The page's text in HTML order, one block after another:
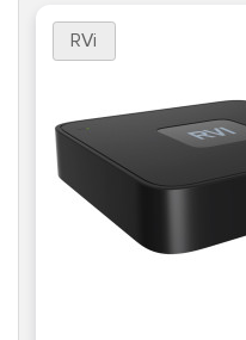
RVi